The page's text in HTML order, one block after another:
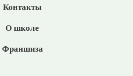
Контакты
О школе
Франшиза